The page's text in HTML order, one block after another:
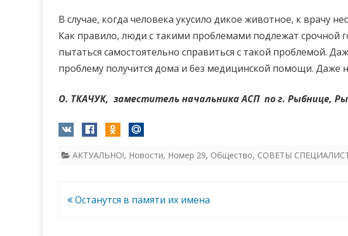
В случае, когда человека укусило дикое животное, к врачу
Как правило, люди с такими проблемами подлежат срочной
пытаться самостоятельно справиться с такой проблемой.
проблему получится дома и без медицинской помощи.
О. ТКАЧУК, заместитель начальника АСП по г. Рыбнице,
АКТУАЛЬНО!, Новости, Номер 29, Общество, СОВЕТЫ
Навигация
Останутся в памяти их имена